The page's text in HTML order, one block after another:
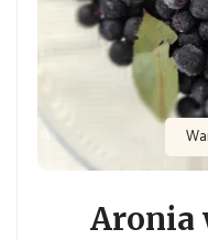
Aronia